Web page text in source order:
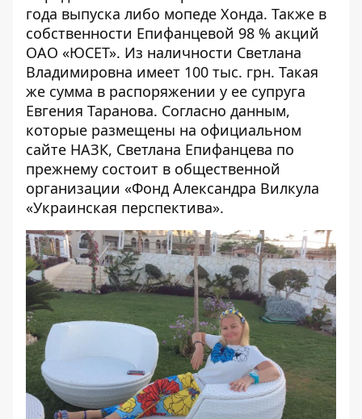
года выпуска либо мопеде Хонда. Также в
собственности Епифанцевой 98 % акций
ОАО «ЮСЕТ». Из наличности Светлана
Владимировна имеет 100 тыс. грн. Такая
же сумма в распоряжении у ее супруга
Евгения Таранова. Согласно данным,
которые размещены на официальном
сайте НАЗК, Светлана Епифанцева по
прежнему состоит в общественной
организации «Фонд Александра Вилкула
«Украинская перспектива».